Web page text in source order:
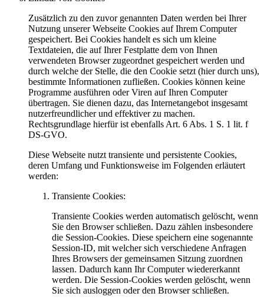
Zusätzlich zu den zuvor genannten Daten werden bei Ihrer
Nutzung unserer Webseite Cookies auf Ihrem Computer
gespeichert. Bei Cookies handelt es sich um kleine
Textdateien, die auf Ihrer Festplatte dem von Ihnen
verwendeten Browser zugeordnet gespeichert werden und
durch welche der Stelle, die den Cookie setzt (hier durch uns),
bestimmte Informationen zufließen. Cookies können keine
Programme ausführen oder Viren auf Ihren Computer
übertragen. Sie dienen dazu, das Internetangebot insgesamt
nutzerfreundlicher und effektiver zu machen.
Rechtsgrundlage hierfür ist ebenfalls Art. 6 Abs. 1 S. 1 lit. f
DS-GVO.
Diese Webseite nutzt transiente und persistente Cookies,
deren Umfang und Funktionsweise im Folgenden erläutert
werden:
Transiente Cookies:
Transiente Cookies werden automatisch gelöscht, wenn
Sie den Browser schließen. Dazu zählen insbesondere
die Session-Cookies. Diese speichern eine sogenannte
Session-ID, mit welcher sich verschiedene Anfragen
Ihres Browsers der gemeinsamen Sitzung zuordnen
lassen. Dadurch kann Ihr Computer wiedererkannt
werden. Die Session-Cookies werden gelöscht, wenn
Sie sich ausloggen oder den Browser schließen.